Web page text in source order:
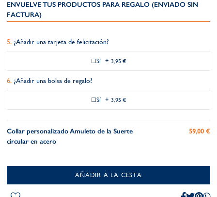
ENVUELVE TUS PRODUCTOS PARA REGALO (ENVIADO SIN
FACTURA)
¿Añadir una tarjeta de felicitación?
Sí + 3,95 €
¿Añadir una bolsa de regalo?
Sí + 3,95 €
Collar personalizado Amuleto de la Suerte
circular en acero
59,00 €
AÑADIR A LA CESTA